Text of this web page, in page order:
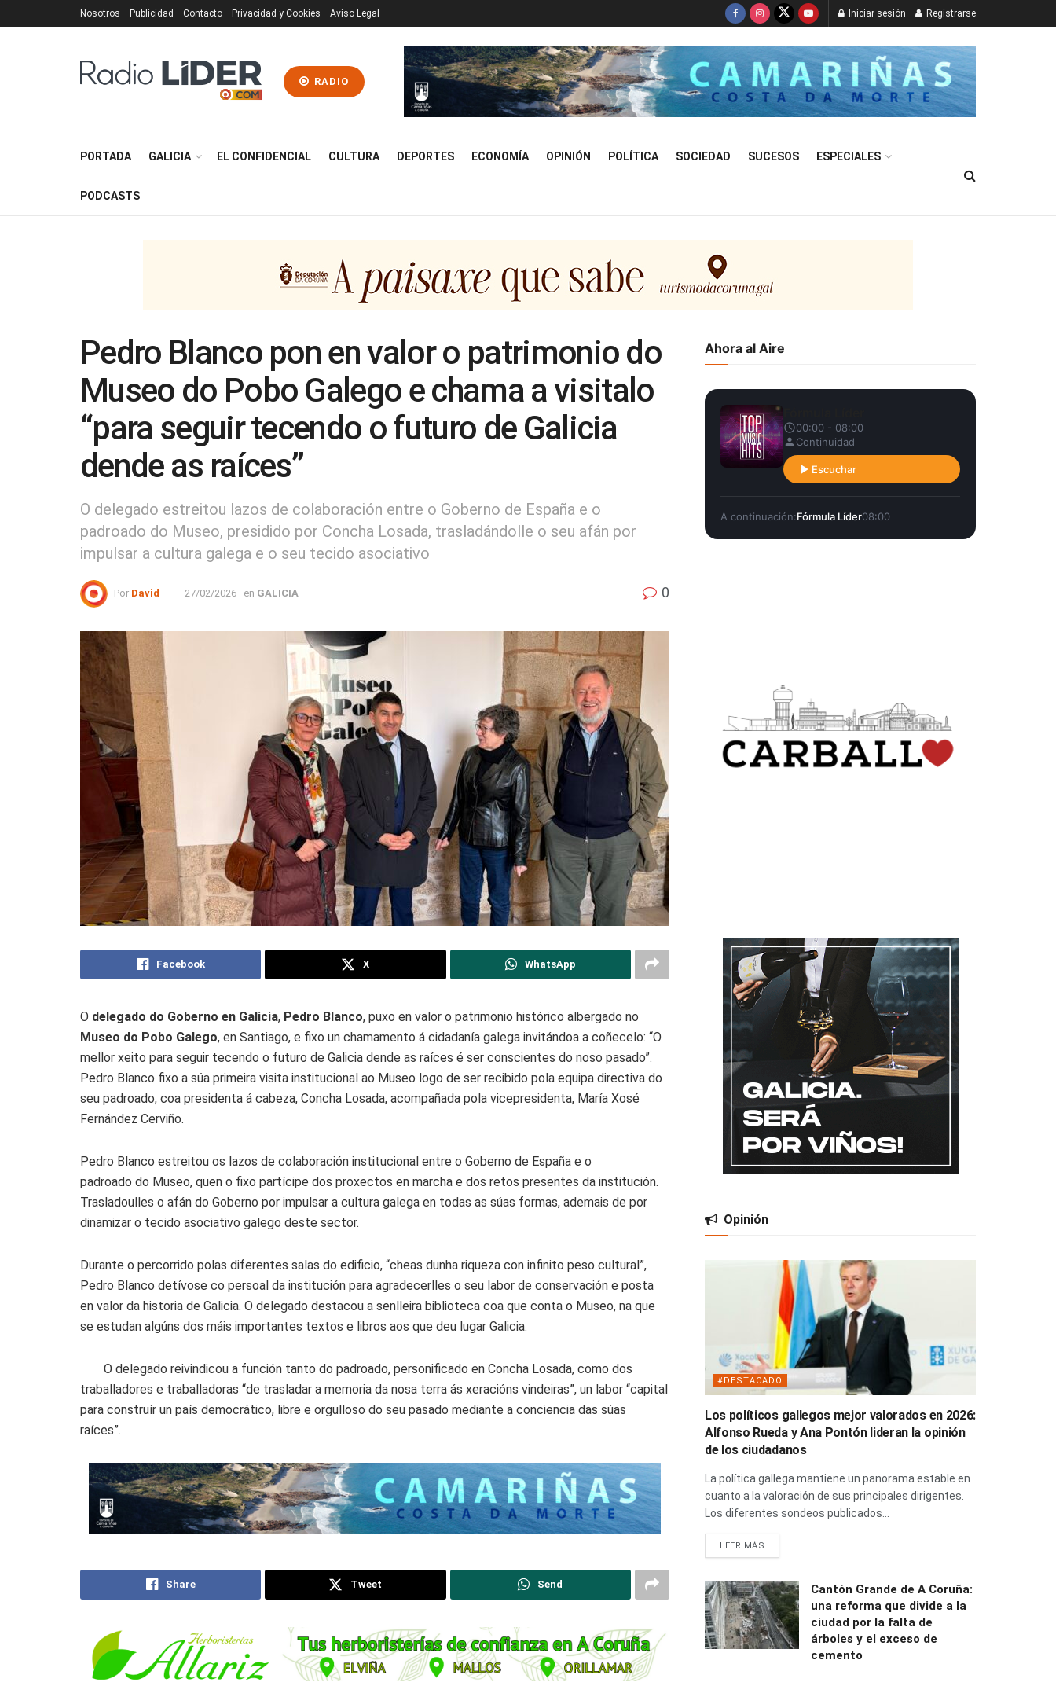
Nosotros Publicidad Contacto Privacidad y Cookies Aviso Legal Iniciar sesión Registrarse
RADIO
PORTADA GALICIA EL CONFIDENCIAL CULTURA DEPORTES ECONOMÍA OPINIÓN POLÍTICA SOCIEDAD SUCESOS ESPECIALES
PODCASTS
Pedro Blanco pon en valor o patrimonio do
Museo do Pobo Galego e chama a visitalo
“para seguir tecendo o futuro de Galicia
dende as raíces”
O delegado estreitou lazos de colaboración entre o Goberno de España e o
padroado do Museo, presidido por Concha Losada, trasladándolle o seu afán por
impulsar a cultura galega e o seu tecido asociativo
Por David 27/02/2026 en GALICIA 0
Facebook X WhatsApp
O delegado do Goberno en Galicia, Pedro Blanco, puxo en valor o patrimonio histórico albergado no
Museo do Pobo Galego, en Santiago, e fixo un chamamento á cidadanía galega invitándoa a coñecelo: “O
mellor xeito para seguir tecendo o futuro de Galicia dende as raíces é ser conscientes do noso pasado”.
Pedro Blanco fixo a súa primeira visita institucional ao Museo logo de ser recibido pola equipa directiva do
seu padroado, coa presidenta á cabeza, Concha Losada, acompañada pola vicepresidenta, María Xosé
Fernández Cerviño.
Pedro Blanco estreitou os lazos de colaboración institucional entre o Goberno de España e o
padroado do Museo, quen o fixo partícipe dos proxectos en marcha e dos retos presentes da institución.
Trasladoulles o afán do Goberno por impulsar a cultura galega en todas as súas formas, ademais de por
dinamizar o tecido asociativo galego deste sector.
Durante o percorrido polas diferentes salas do edificio, “cheas dunha riqueza con infinito peso cultural”,
Pedro Blanco detívose co persoal da institución para agradecerlles o seu labor de conservación e posta
en valor da historia de Galicia. O delegado destacou a senlleira biblioteca coa que conta o Museo, na que
se estudan algúns dos máis importantes textos e libros aos que deu lugar Galicia.
O delegado reivindicou a función tanto do padroado, personificado en Concha Losada, como dos
traballadores e traballadoras “de trasladar a memoria da nosa terra ás xeracións vindeiras”, un labor “capital
para construír un país democrático, libre e orgulloso do seu pasado mediante a conciencia das súas
raíces”.
Share Tweet Send
Ahora al Aire
00:00 - 08:00
Continuidad
Escuchar
A continuación:Fórmula Líder08:00
Opinión
#DESTACADO
Los políticos gallegos mejor valorados en 2026:
Alfonso Rueda y Ana Pontón lideran la opinión
de los ciudadanos
La política gallega mantiene un panorama estable en
cuanto a la valoración de sus principales dirigentes.
Los diferentes sondeos publicados...
LEER MÁS
Cantón Grande de A Coruña:
una reforma que divide a la
ciudad por la falta de
árboles y el exceso de
cemento